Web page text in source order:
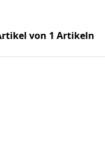
von 1 Artikeln